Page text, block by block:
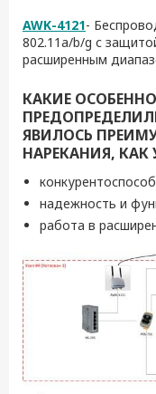
AWK-4121-
802.11a/b/g с
расширенным
КАКИЕ
ЯВИЛОСЬ
НАРЕКАНИЯ,
надежность и
работа в